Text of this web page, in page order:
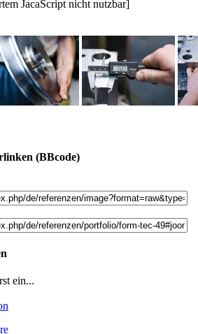
JacaScript nicht nutzbar]
(BBcode)
ein...